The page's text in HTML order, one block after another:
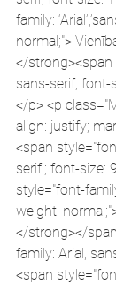
family:
normal;">
</strong><span
sans-serif; font-
</p> <p
align: justify;
<span
serif’; font-size:
style="font-
weight:
</strong></
family: Arial,
<span